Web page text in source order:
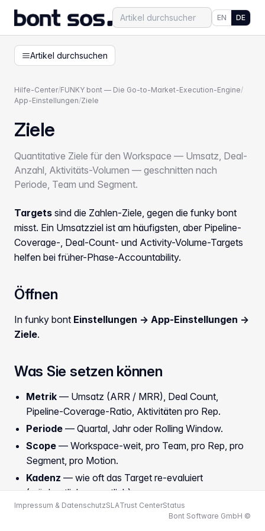
EN DE
Artikel durchsuchen
Hilfe-Center/FUNKY bont — Die Go-to-Market-Execution-Engine/
App-Einstellungen/Ziele
Ziele
Quantitative Ziele für den Workspace — Umsatz, Deal-
Anzahl, Aktivitäts-Volumen — geschnitten nach
Periode, Team und Segment.
Targets sind die Zahlen-Ziele, gegen die funky bont
misst. Ein Umsatzziel ist am häufigsten, aber Pipeline-
Coverage-, Deal-Count- und Activity-Volume-Targets
helfen bei früher-Phase-Accountability.
Öffnen
In funky bont Einstellungen → App-Einstellungen →
Ziele.
Was Sie setzen können
Metrik — Umsatz (ARR / MRR), Deal Count,
Pipeline-Coverage-Ratio, Aktivitäten pro Rep.
Periode — Quartal, Jahr oder Rolling Window.
Scope — Workspace-weit, pro Team, pro Rep, pro
Segment, pro Motion.
Kadenz — wie oft das Target re-evaluiert
(wöchentlich, monatlich).
Impressum & DatenschutzSLATrust CenterStatus
Bont Software GmbH ©